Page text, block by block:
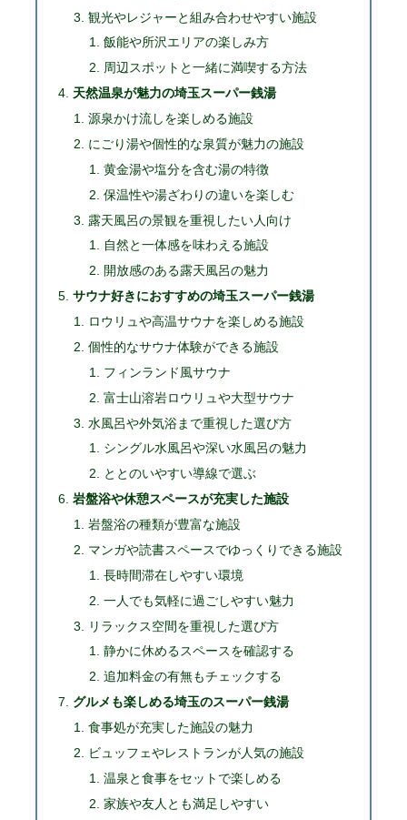
観光やレジャーと組み合わせやすい施設
飯能や所沢エリアの楽しみ方
周辺スポットと一緒に満喫する方法
天然温泉が魅力の埼玉スーパー銭湯
源泉かけ流しを楽しめる施設
にごり湯や個性的な泉質が魅力の施設
黄金湯や塩分を含む湯の特徴
保温性や湯ざわりの違いを楽しむ
露天風呂の景観を重視したい人向け
自然と一体感を味わえる施設
開放感のある露天風呂の魅力
サウナ好きにおすすめの埼玉スーパー銭湯
ロウリュや高温サウナを楽しめる施設
個性的なサウナ体験ができる施設
フィンランド風サウナ
富士山溶岩ロウリュや大型サウナ
水風呂や外気浴まで重視した選び方
シングル水風呂や深い水風呂の魅力
ととのいやすい導線で選ぶ
岩盤浴や休憩スペースが充実した施設
岩盤浴の種類が豊富な施設
マンガや読書スペースでゆっくりできる施設
長時間滞在しやすい環境
一人でも気軽に過ごしやすい魅力
リラックス空間を重視した選び方
静かに休めるスペースを確認する
追加料金の有無もチェックする
グルメも楽しめる埼玉のスーパー銭湯
食事処が充実した施設の魅力
ビュッフェやレストランが人気の施設
温泉と食事をセットで楽しめる
家族や友人とも満足しやすい